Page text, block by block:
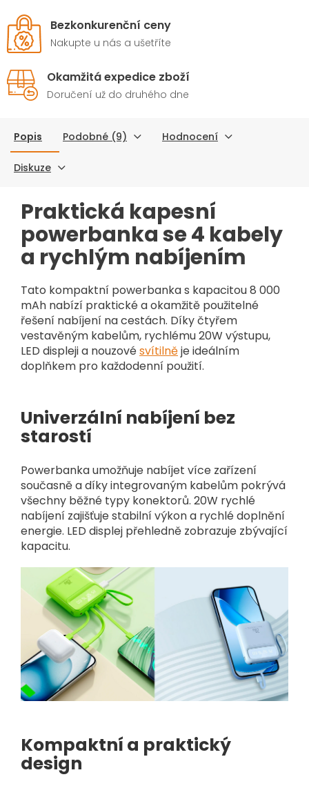
Bezkonkurenční ceny
Nakupte u nás a ušetříte
Okamžitá expedice zboží
Doručení už do druhého dne
Popis Podobné (9) Hodnocení
Diskuze
Praktická kapesní
powerbanka se 4 kabely
a rychlým nabíjením
Tato kompaktní powerbanka s kapacitou 8 000
mAh nabízí praktické a okamžitě použitelné
řešení nabíjení na cestách. Díky čtyřem
vestavěným kabelům, rychlému 20W výstupu,
LED displeji a nouzovésvítilněje ideálním
doplňkem pro každodenní použití.
Univerzální nabíjení bez
starostí
Powerbanka umožňuje nabíjet více zařízení
současně a díky integrovaným kabelům pokrývá
všechny běžné typy konektorů. 20W rychlé
nabíjení zajišťuje stabilní výkon a rychlé doplnění
energie. LED displej přehledně zobrazuje zbývající
kapacitu.
Kompaktní a praktický
design